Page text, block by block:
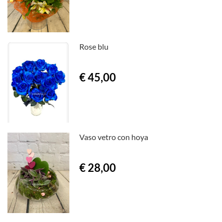
Rose blu
€ 45,00
Vaso vetro con hoya
€ 28,00